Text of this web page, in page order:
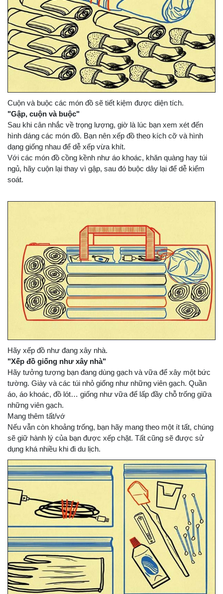
Cuộn và buộc các món đồ sẽ tiết kiệm được diện tích.
"Gập, cuộn và buộc"
Sau khi cân nhắc về trọng lượng, giờ là lúc bạn xem xét đến
hình dáng các món đồ. Bạn nên xếp đồ theo kích cỡ và hình
dạng giống nhau để dễ xếp vừa khít.
Với các món đồ cồng kềnh như áo khoác, khăn quàng hay túi
ngủ, hãy cuộn lại thay vì gập, sau đó buộc dây lại để dễ kiểm
soát.
Hãy xếp đồ như đang xây nhà.
"Xếp đồ giống như xây nhà"
Hãy tưởng tượng bạn đang dùng gạch và vữa để xây một bức
tường. Giày và các túi nhỏ giống như những viên gạch. Quần
áo, áo khoác, đồ lót… giống như vữa để lấp đầy chỗ trống giữa
những viên gạch.
Mang thêm tất/vớ
Nếu vẫn còn khoảng trống, bạn hãy mang theo một ít tất, chúng
sẽ giữ hành lý của bạn được xếp chặt. Tất cũng sẽ được sử
dụng khá nhiều khi đi du lịch.